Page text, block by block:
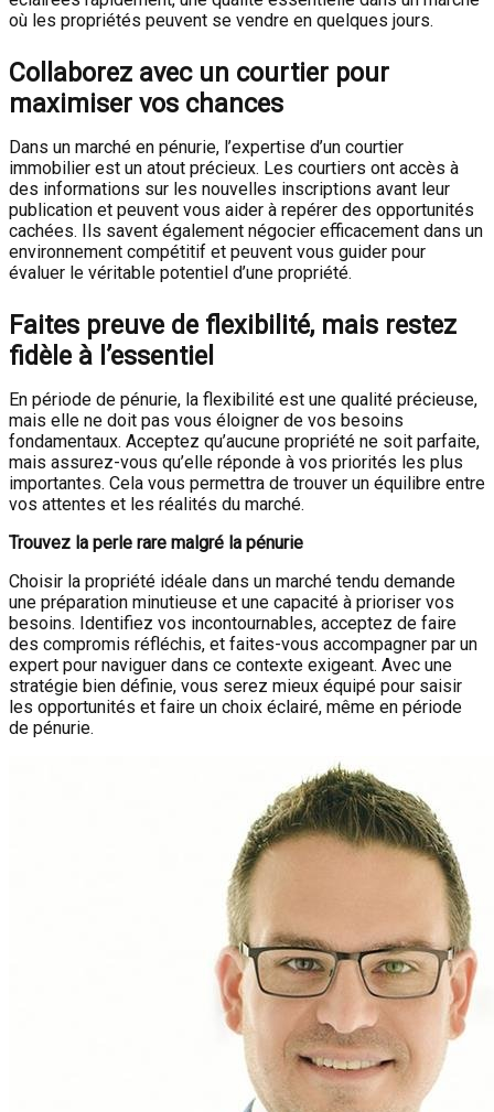
où les propriétés peuvent se vendre en quelques jours.
Collaborez avec un courtier pour
maximiser vos chances
Dans un marché en pénurie, l’expertise d’un courtier
immobilier est un atout précieux. Les courtiers ont accès à
des informations sur les nouvelles inscriptions avant leur
publication et peuvent vous aider à repérer des opportunités
cachées. Ils savent également négocier efficacement dans un
environnement compétitif et peuvent vous guider pour
évaluer le véritable potentiel d’une propriété.
Faites preuve de flexibilité, mais restez
fidèle à l’essentiel
En période de pénurie, la flexibilité est une qualité précieuse,
mais elle ne doit pas vous éloigner de vos besoins
fondamentaux. Acceptez qu’aucune propriété ne soit parfaite,
mais assurez-vous qu’elle réponde à vos priorités les plus
importantes. Cela vous permettra de trouver un équilibre entre
vos attentes et les réalités du marché.
Trouvez la perle rare malgré la pénurie
Choisir la propriété idéale dans un marché tendu demande
une préparation minutieuse et une capacité à prioriser vos
besoins. Identifiez vos incontournables, acceptez de faire
des compromis réfléchis, et faites-vous accompagner par un
expert pour naviguer dans ce contexte exigeant. Avec une
stratégie bien définie, vous serez mieux équipé pour saisir
les opportunités et faire un choix éclairé, même en période
de pénurie.